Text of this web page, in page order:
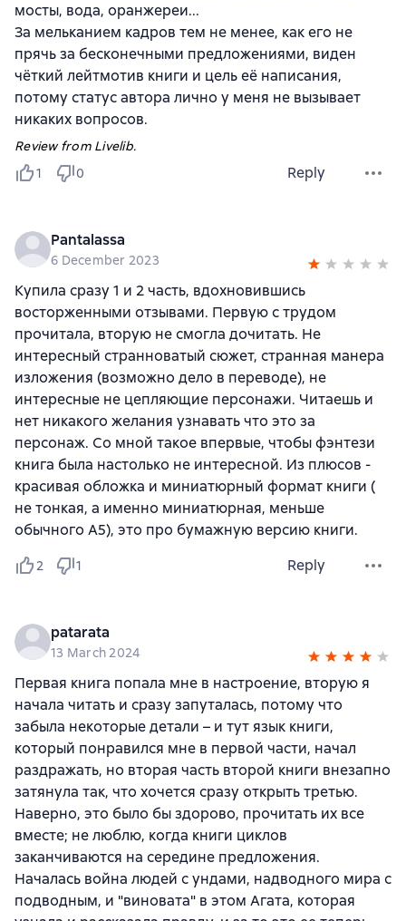
мосты, вода, оранжереи...
За мельканием кадров тем не менее, как его не
прячь за бесконечными предложениями, виден
чёткий лейтмотив книги и цель её написания,
потому статус автора лично у меня не вызывает
никаких вопросов.
Review from Livelib.
1
0 Reply
Pantalassa
6 December 2023
Купила сразу 1 и 2 часть, вдохновившись
восторженными отзывами. Первую с трудом
прочитала, вторую не смогла дочитать. Не
интересный странноватый сюжет, странная манера
изложения (возможно дело в переводе), не
интересные не цепляющие персонажи. Читаешь и
нет никакого желания узнавать что это за
персонаж. Со мной такое впервые, чтобы фэнтези
книга была настолько не интересной. Из плюсов -
красивая обложка и миниатюрный формат книги (
не тонкая, а именно миниатюрная, меньше
обычного А5), это про бумажную версию книги.
2 1 Reply
patarata
13 March 2024
Первая книга попала мне в настроение, вторую я
начала читать и сразу запуталась, потому что
забыла некоторые детали – и тут язык книги,
который понравился мне в первой части, начал
раздражать, но вторая часть второй книги внезапно
затянула так, что хочется сразу открыть третью.
Наверно, это было бы здорово, прочитать их все
вместе; не люблю, когда книги циклов
заканчиваются на середине предложения.
Началась война людей с ундами, надводного мира с
подводным, и "виновата" в этом Агата, которая